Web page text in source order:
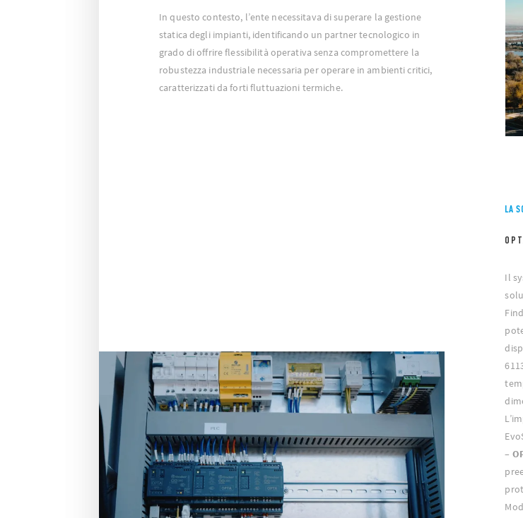
In questo contesto, l’ente necessitava di superare la gestione
statica degli impianti, identificando un partner tecnologico in
grado di offrire flessibilità operativa senza compromettere la
robustezza industriale necessaria per operare in ambienti critici,
caratterizzati da forti fluttuazioni termiche.
LA
Il
–